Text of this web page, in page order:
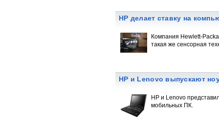
HP делает ставку на
Компания Hewlett-
такая же сенсорная
HP и Lenovo выпускают
HP и Lenovo
мобильных ПК.